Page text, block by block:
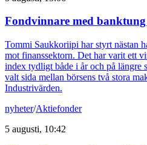
Fondvinnare med
Tommi Saukkoriipi har styrt nästan
mot finanssektorn. Det har varit ett
index tydligt både i år och på längre
valt sida mellan börsens två stora
Industrivärden.
nyheter/Aktiefonder
5 augusti, 10:42